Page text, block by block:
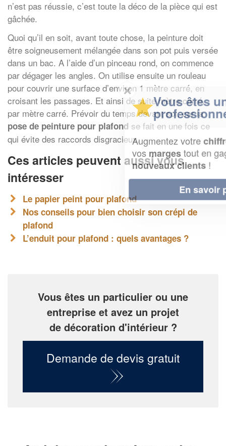
n’est pas réussie, c’est toute la déco de la pièce qui est
gâchée.
Quoi qu’il en soit, avant toute chose, la peinture doit
être soigneusement mélangée dans son pot puis versée
dans un bac. A l’aide d’un pinceau rond, on commence
par dégager les angles. On utilise ensuite un rouleau
pour couvrir une surface d’environ 1 mètre carré, en
croisant les passages. Et ainsi de suite mètre carré,
par mètre carré. Prévoir du temps devant soi, car la
pose de peinture pour plafond se fait en une fois ce
qui évite des raccords disgracieux.
Ces articles peuvent aussi vous
intéresser
Le papier peint pour plafond
Nos conseils pour bien choisir son crépi de
plafond
L’enduit pour plafond : quels avantages ?
Vous êtes un particulier ou une
entreprise et avez un projet
de décoration d'intérieur ?
Demande de devis gratuit
✕
Vous êtes un
professionnel ?
Augmentez votrechiffre d'affaireset
tout en gagnant de
nouveaux clients!